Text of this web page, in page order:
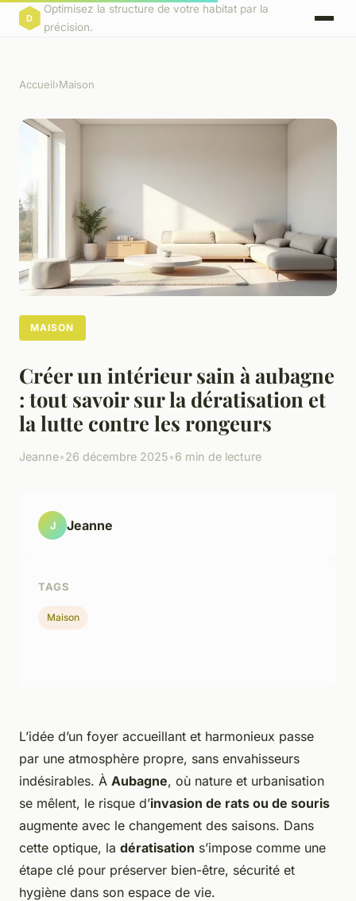
Optimisez la structure de votre habitat par la
précision.
Accueil›Maison
MAISON
Créer un intérieur sain à aubagne
: tout savoir sur la dératisation et
la lutte contre les rongeurs
Jeanne•26 décembre 2025•6 min de lecture
L’idée d’un foyer accueillant et harmonieux passe
par une atmosphère propre, sans envahisseurs
indésirables. À Aubagne, où nature et urbanisation
se mêlent, le risque d’invasion de rats ou de souris
augmente avec le changement des saisons. Dans
cette optique, la dératisation s’impose comme une
étape clé pour préserver bien-être, sécurité et
hygiène dans son espace de vie.
J Jeanne
TAGS
Maison